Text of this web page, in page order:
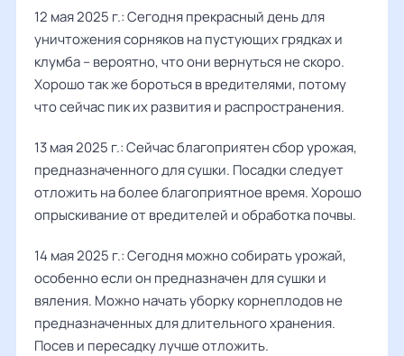
12 мая 2025 г.: Сегодня прекрасный день для
уничтожения сорняков на пустующих грядках и
клумба – вероятно, что они вернуться не скоро.
Хорошо так же бороться в вредителями, потому
что сейчас пик их развития и распространения.
13 мая 2025 г.: Сейчас благоприятен сбор урожая,
предназначенного для сушки. Посадки следует
отложить на более благоприятное время. Хорошо
опрыскивание от вредителей и обработка почвы.
14 мая 2025 г.: Сегодня можно собирать урожай,
особенно если он предназначен для сушки и
вяления. Можно начать уборку корнеплодов не
предназначенных для длительного хранения.
Посев и пересадку лучше отложить.